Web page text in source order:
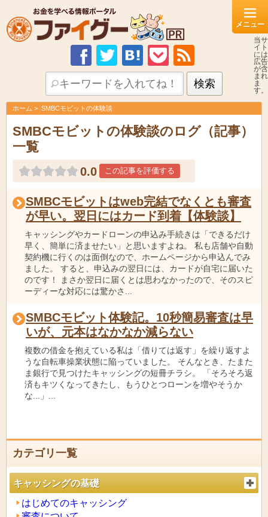
当サ
イト
には
広告
が含
まれ
ま
す。
ホーム SMBCモビットの体験談
SMBCモビットの体験談のログ（記事）
一覧
0.0 この記事を評価する
SMBCモビットはweb完結でなくとも審査
が早い。翌日にはカード到着【体験談】
キャッシングやカードローンの申込み手続きは「できるだけ
早く、簡単に済ませたい」と思いますよね。 私も店舗や自動
契約機に行くのは面倒なので、ホームページから申込んでみ
ました。 すると、申込みの翌日には、カードが自宅に届いた
のです！ まさか翌日に届くとは思わなかったので、そのスピ
ーディーな対応には驚かさ...
SMBCモビット体験記。10秒簡易審査は早
いが、元本はなかなか減らない
複数の借金を抱えている私は「借りては返す」を繰り返すよ
うな自転車操業状態に陥っていました。 そんなとき、たまた
ま銀行で見つけたキャッシングの短冊チラシ。 「そろそろ返
済もキツくなってきたし、もうひとつローンを増やそうか
な...」...
カテゴリ一覧
キャッシングの基礎
はじめてのキャッシング